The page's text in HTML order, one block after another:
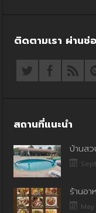
ติดตามเรา ผ่านช่
สถานที่แนะนำ
บ้านส
ร้านอ